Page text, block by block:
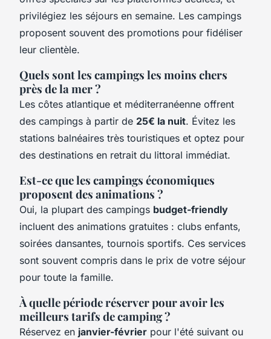
privilégiez les séjours en semaine. Les campings
proposent souvent des promotions pour fidéliser
leur clientèle.
Quels sont les campings les moins chers
près de la mer ?
Les côtes atlantique et méditerranéenne offrent
des campings à partir de 25€ la nuit. Évitez les
stations balnéaires très touristiques et optez pour
des destinations en retrait du littoral immédiat.
Est-ce que les campings économiques
proposent des animations ?
Oui, la plupart des campings budget-friendly
incluent des animations gratuites : clubs enfants,
soirées dansantes, tournois sportifs. Ces services
sont souvent compris dans le prix de votre séjour
pour toute la famille.
À quelle période réserver pour avoir les
meilleurs tarifs de camping ?
Réservez en janvier-février pour l'été suivant ou